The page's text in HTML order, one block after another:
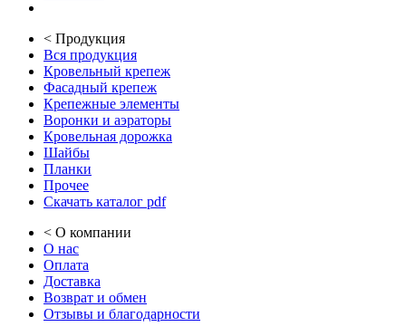
< Продукция
Вся продукция
Кровельный крепеж
Фасадный крепеж
Крепежные элементы
Воронки и аэраторы
Кровельная дорожка
Шайбы
Планки
Прочее
Скачать каталог pdf
< О компании
О нас
Оплата
Доставка
Возврат и обмен
Отзывы и благодарности